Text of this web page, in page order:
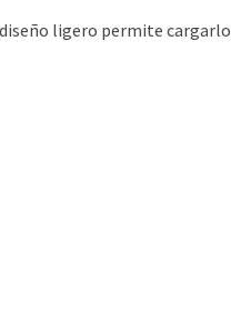
ligero permite cargarlo